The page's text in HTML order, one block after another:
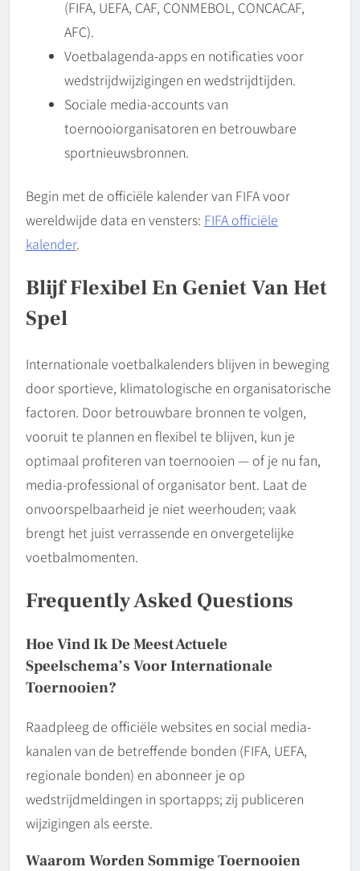
(FIFA, UEFA, CAF, CONMEBOL, CONCACAF,
AFC).
Voetbalagenda-apps en notificaties voor
wedstrijdwijzigingen en wedstrijdtijden.
Sociale media-accounts van
toernooiorganisatoren en betrouwbare
sportnieuwsbronnen.
Begin met de officiële kalender van FIFA voor
wereldwijde data en vensters: FIFA officiële
kalender.
Blijf Flexibel En Geniet Van Het
Spel
Internationale voetbalkalenders blijven in beweging
door sportieve, klimatologische en organisatorische
factoren. Door betrouwbare bronnen te volgen,
vooruit te plannen en flexibel te blijven, kun je
optimaal profiteren van toernooien — of je nu fan,
media-professional of organisator bent. Laat de
onvoorspelbaarheid je niet weerhouden; vaak
brengt het juist verrassende en onvergetelijke
voetbalmomenten.
Frequently Asked Questions
Hoe Vind Ik De Meest Actuele
Speelschema’s Voor Internationale
Toernooien?
Raadpleeg de officiële websites en social media-
kanalen van de betreffende bonden (FIFA, UEFA,
regionale bonden) en abonneer je op
wedstrijdmeldingen in sportapps; zij publiceren
wijzigingen als eerste.
Waarom Worden Sommige Toernooien